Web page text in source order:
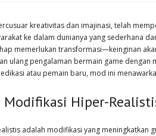
kreativitas dan imajinasi, telah
ke dalam dunianya yang sederhana
memerlukan transformasi—keinginan
ulang pengalaman bermain game
atau pemain baru, mod ini
Hiper-
adalah modifikasi yang meningkatkan